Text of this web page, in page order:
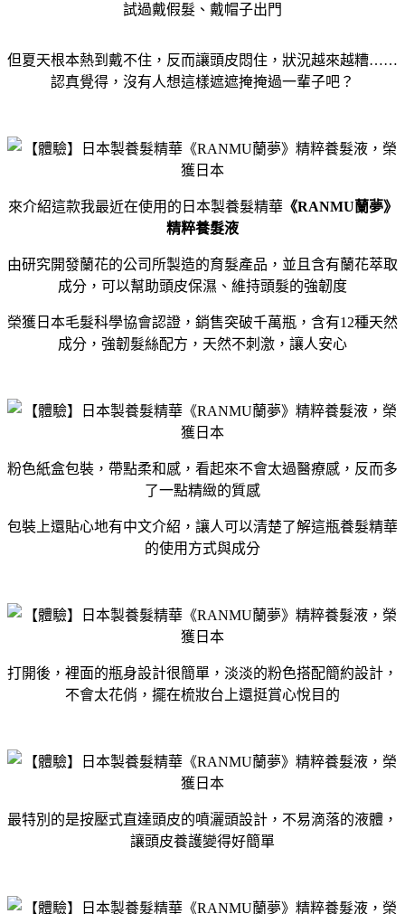
試過戴假髮、戴帽子出門
但夏天根本熱到戴不住，反而讓頭皮悶住，狀況越來越糟……
認真覺得，沒有人想這樣遮遮掩掩過一輩子吧？
來介紹這款我最近在使用的日本製養髮精華《RANMU蘭夢》
精粹養髮液
由研究開發蘭花的公司所製造的育髮產品，並且含有蘭花萃取
成分，可以幫助頭皮保濕、維持頭髮的強韌度
榮獲日本毛髮科學協會認證，銷售突破千萬瓶，含有12種天然
成分，強韌髮絲配方，天然不刺激，讓人安心
粉色紙盒包裝，帶點柔和感，看起來不會太過醫療感，反而多
了一點精緻的質感
包裝上還貼心地有中文介紹，讓人可以清楚了解這瓶養髮精華
的使用方式與成分
打開後，裡面的瓶身設計很簡單，淡淡的粉色搭配簡約設計，
不會太花俏，擺在梳妝台上還挺賞心悅目的
最特別的是按壓式直達頭皮的噴灑頭設計，不易滴落的液體，
讓頭皮養護變得好簡單